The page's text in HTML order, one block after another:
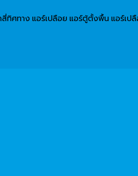
ศทาง แอร์เปลือย แอร์ตู้ตั้งพื้น แอร์เป